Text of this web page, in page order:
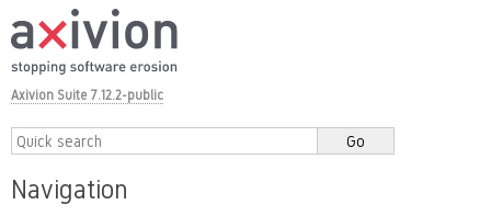
Axivion Suite 7.12.2-public
Navigation